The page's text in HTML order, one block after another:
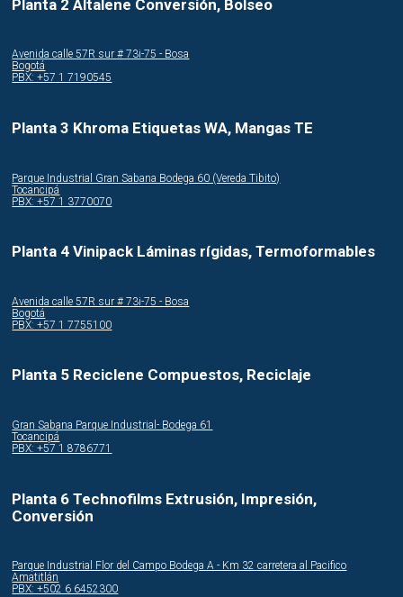
Planta 2 Altalene Conversión, Bolseo
Avenida calle 57R sur # 73i-75 - Bosa
Bogotá
PBX: +57 1 7190545
Planta 3 Khroma Etiquetas WA, Mangas TE
Parque Industrial Gran Sabana Bodega 60 (Vereda Tibito)
Tocancipá
PBX: +57 1 3770070
Planta 4 Vinipack Láminas rígidas, Termoformables
Avenida calle 57R sur # 73i-75 - Bosa
Bogotá
PBX: +57 1 7755100
Planta 5 Reciclene Compuestos, Reciclaje
Gran Sabana Parque Industrial- Bodega 61
Tocancipá
PBX: +57 1 8786771
Planta 6 Technofilms Extrusión, Impresión,
Conversión
Parque Industrial Flor del Campo Bodega A - Km 32 carretera al Pacifico
Amatitlán
PBX: +502 6 6452300